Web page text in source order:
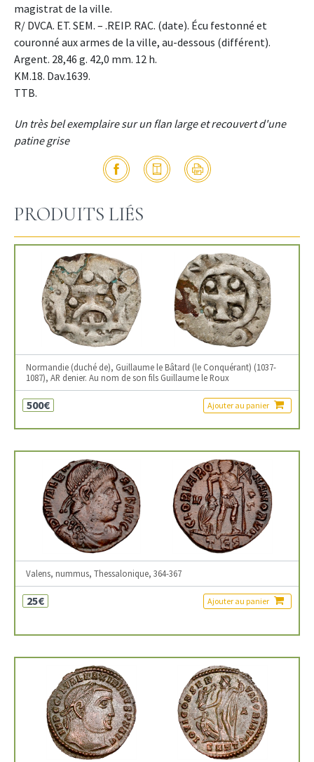
magistrat de la ville.
R/ DVCA. ET. SEM. – .REIP. RAC. (date). Écu festonné et
couronné aux armes de la ville, au-dessous (différent).
Argent. 28,46 g. 42,0 mm. 12 h.
KM.18. Dav.1639.
TTB.
Un très bel exemplaire sur un flan large et recouvert d'une
patine grise
PRODUITS LIÉS
Normandie (duché de), Guillaume le Bâtard (le Conquérant) (1037-
1087), AR denier. Au nom de son fils Guillaume le Roux
500€ Ajouter au panier
Valens, nummus, Thessalonique, 364-367
25€ Ajouter au panier